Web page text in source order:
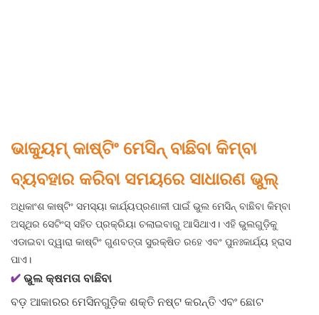
ଭାକ୍ୟୁମ୍ କାଷ୍ଟିଂ ମେସିନ୍ ବାଛିବା କିମ୍ବା
ବ୍ୟବହାର କରିବା ସମୟରେ ସାଧାରଣ ଭୁଲ୍
ଅଧିକାଂଶ କାଷ୍ଟିଂ ସମସ୍ୟା କାର୍ଯ୍ୟପ୍ରଣାଳୀ ପାଇଁ ଭୁଲ ମେସିନ୍ ବାଛିବା କିମ୍ବା
ଅସ୍ଥିର ସେଟିଂସ୍ ସହିତ ପ୍ରକ୍ରିୟା ଚଲାଇବାରୁ ଆସିଥାଏ। ଏହି ଭୁଲଗୁଡ଼ିକୁ
ଏଡାଇବା ଦ୍ୱାରା କାଷ୍ଟିଂ ଗୁଣବତ୍ତା ସୁରକ୍ଷିତ ରହେ ଏବଂ ପୁନଃକାର୍ଯ୍ୟ ହ୍ରାସ
ପାଏ।
✔ ଭୁଲ କ୍ଷମତା ବାଛିବା
ବଡ଼ ଆକାରର ମେସିନଗୁଡ଼ିକ ଶକ୍ତି ନଷ୍ଟ କରନ୍ତି ଏବଂ ଛୋଟ